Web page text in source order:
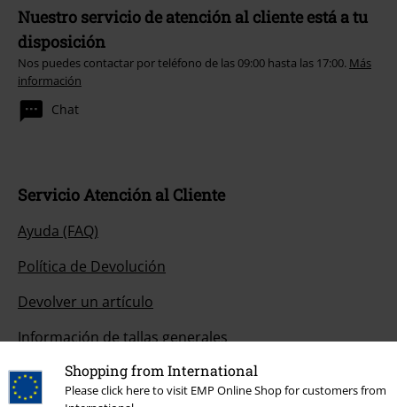
Shopping from International
Please click here to visit EMP Online Shop for customers from
Nuestro servicio de atención al cliente está a tu
disposición
Nos puedes contactar por teléfono de las 09:00 hasta las 17:00. Más
información
Chat
Servicio Atención al Cliente
Ayuda (FAQ)
Política de Devolución
Devolver un artículo
Información de tallas generales
Cancelar mi membresía BSC